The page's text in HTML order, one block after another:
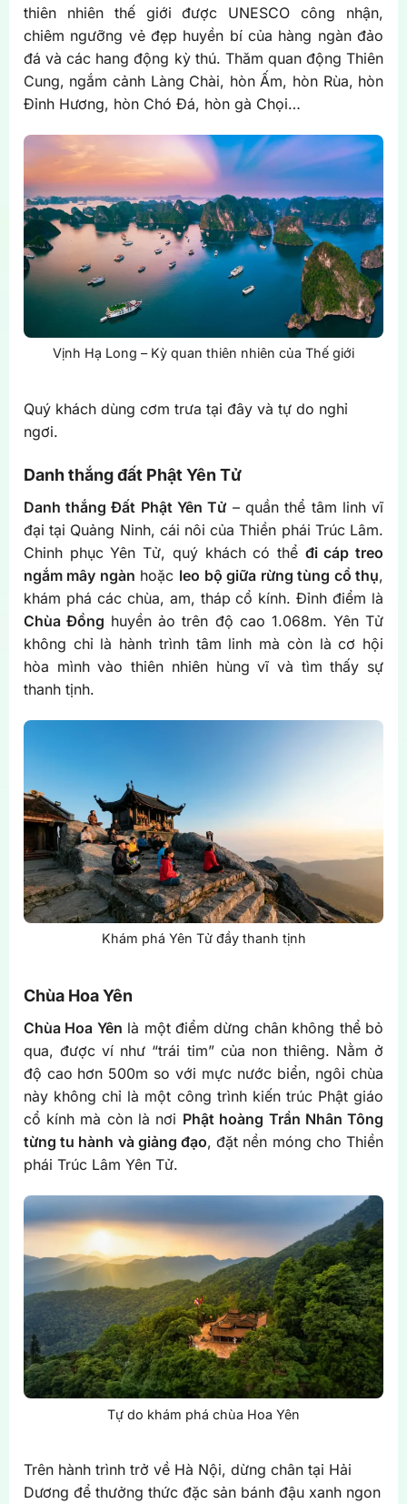
thiên nhiên thế giới được UNESCO công nhận,
chiêm ngưỡng vẻ đẹp huyền bí của hàng ngàn đảo
đá và các hang động kỳ thú. Thăm quan động Thiên
Cung, ngắm cảnh Làng Chài, hòn Ấm, hòn Rùa, hòn
Đỉnh Hương, hòn Chó Đá, hòn gà Chọi…
Vịnh Hạ Long – Kỳ quan thiên nhiên của Thế giới
Quý khách dùng cơm trưa tại đây và tự do nghỉ
ngơi.
Danh thắng đất Phật Yên Tử
Danh thắng Đất Phật Yên Tử – quần thể tâm linh vĩ
đại tại Quảng Ninh, cái nôi của Thiền phái Trúc Lâm.
Chinh phục Yên Tử, quý khách có thể đi cáp treo
ngắm mây ngàn hoặc leo bộ giữa rừng tùng cổ thụ,
khám phá các chùa, am, tháp cổ kính. Đỉnh điểm là
Chùa Đồng huyền ảo trên độ cao 1.068m. Yên Tử
không chỉ là hành trình tâm linh mà còn là cơ hội
hòa mình vào thiên nhiên hùng vĩ và tìm thấy sự
thanh tịnh.
Khám phá Yên Tử đầy thanh tịnh
Chùa Hoa Yên
Chùa Hoa Yên là một điểm dừng chân không thể bỏ
qua, được ví như “trái tim” của non thiêng. Nằm ở
độ cao hơn 500m so với mực nước biển, ngôi chùa
này không chỉ là một công trình kiến trúc Phật giáo
cổ kính mà còn là nơi Phật hoàng Trần Nhân Tông
từng tu hành và giảng đạo, đặt nền móng cho Thiền
phái Trúc Lâm Yên Tử.
Tự do khám phá chùa Hoa Yên
Trên hành trình trở về Hà Nội, dừng chân tại Hải
Dương để thưởng thức đặc sản bánh đậu xanh ngon